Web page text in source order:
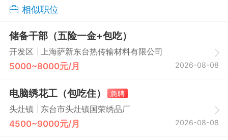
相似职位
储备干部（五险一金+包吃）
开发区 上海萨新东台热传输材料有限公司
5000~8000元/月 2026-08-08
电脑绣花工（包吃住）
急聘
头灶镇
东台市头灶镇国荣绣品厂
4500~9000元/月 2026-08-08